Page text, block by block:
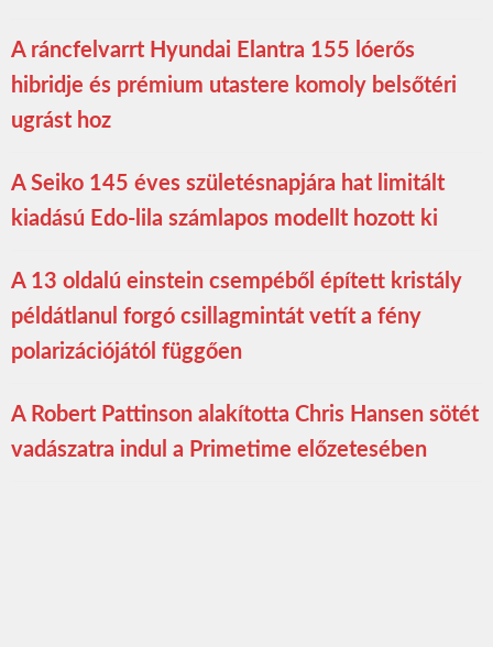
A ráncfelvarrt Hyundai Elantra 155 lóerős
hibridje és prémium utastere komoly belsőtéri
ugrást hoz
A Seiko 145 éves születésnapjára hat limitált
kiadású Edo-lila számlapos modellt hozott ki
A 13 oldalú einstein csempéből épített kristály
példátlanul forgó csillagmintát vetít a fény
polarizációjától függően
A Robert Pattinson alakította Chris Hansen sötét
vadászatra indul a Primetime előzetesében